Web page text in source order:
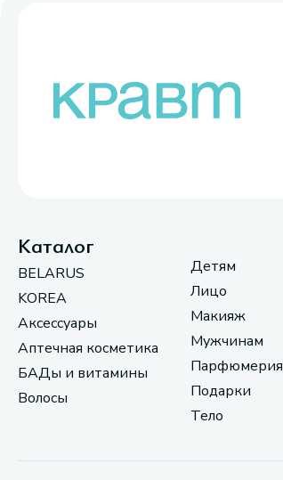
Каталог
BELARUS
KOREA
Аксессуары
Аптечная косметика
БАДы и витамины
Волосы
Детям
Лицо
Макияж
Мужчинам
Парфюмерия
Подарки
Тело